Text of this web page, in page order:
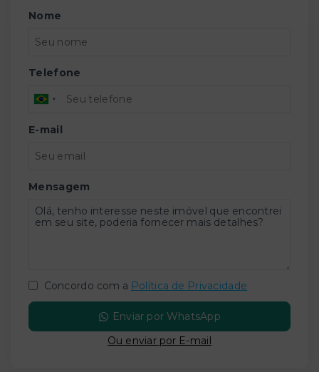
Nome
Telefone
E-mail
Mensagem
Concordo com a Política de Privacidade
Enviar por WhatsApp
Ou enviar por E-mail